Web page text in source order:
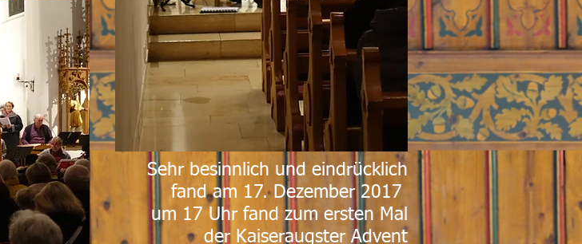
Sehr besinnlich und eindrücklich
fand am 17. Dezember 2017
um 17 Uhr fand zum ersten Mal
der Kaiseraugster Advent